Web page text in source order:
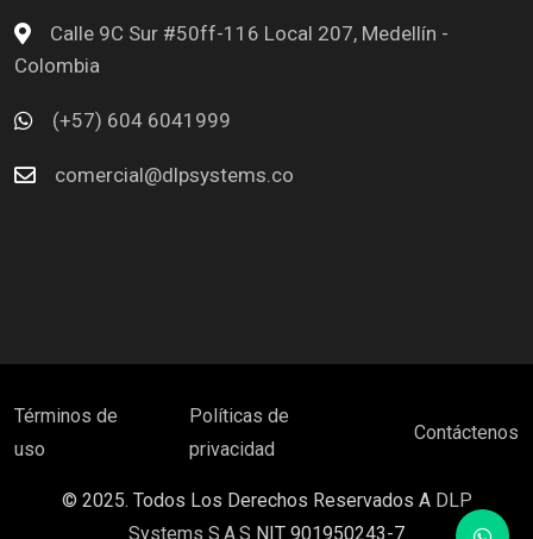
Calle 9C Sur #50ff-116 Local 207, Medellín -
Colombia
(+57) 604 6041999
comercial@dlpsystems.co
Términos de
uso
Políticas de
privacidad
Contáctenos
© 2025. Todos Los Derechos Reservados A DLP
Systems S.A.S NIT 901950243-7